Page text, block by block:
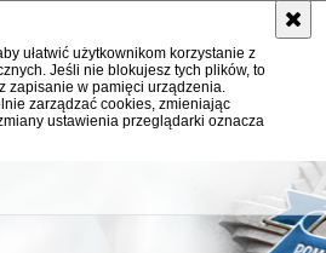
ułatwić użytkownikom korzystanie z
Jeśli nie blokujesz tych plików, to
zapisanie w pamięci urządzenia.
zarządzać cookies, zmieniając
ustawienia przeglądarki oznacza